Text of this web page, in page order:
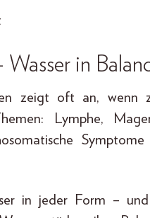
in
zeigt oft an,
Lymphe,
in jeder Form –